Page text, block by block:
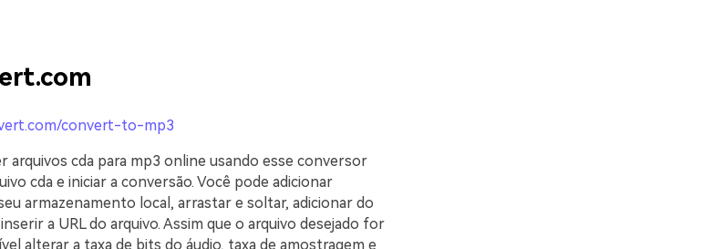
convert-to-mp3
cda para mp3 online usando esse conversor
cda e iniciar a conversão. Você pode adicionar
armazenamento local, arrastar e soltar, adicionar do
a URL do arquivo. Assim que o arquivo desejado for
alterar a taxa de bits do áudio, taxa de amostragem e